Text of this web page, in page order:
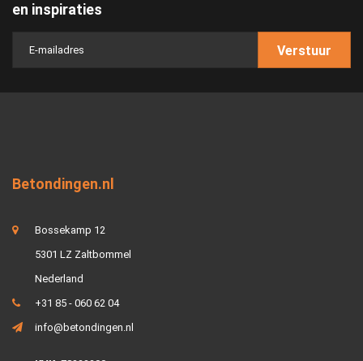
en inspiraties
Verstuur
Betondingen.nl
Bossekamp 12
5301 LZ Zaltbommel
Nederland
+31 85 - 060 62 04
info@betondingen.nl